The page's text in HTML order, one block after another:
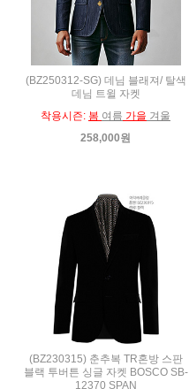
(BZ250312-SG) 데님 블래져/ 탈색
데님 트윌 자켓
착용시즌: 봄 여름 가을 겨울
258,000원
(BZ230315) 춘추복 TR혼방 스판
블랙 투버튼 싱글 자켓 BOSCO SB-
12370 SPAN